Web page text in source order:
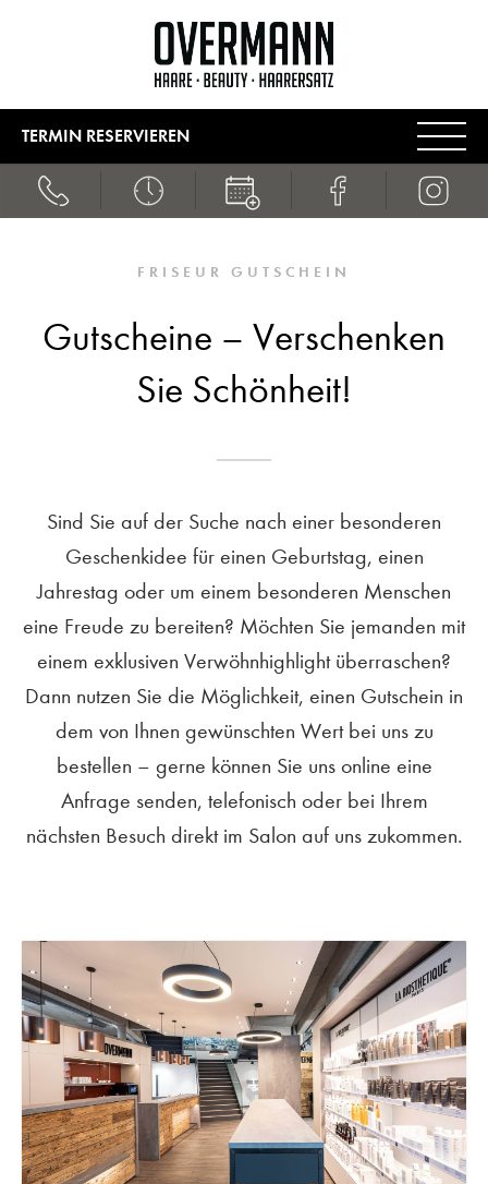
TERMIN RESERVIEREN
FRISEUR GUTSCHEIN
Gutscheine – Verschenken
Sie Schönheit!
Sind Sie auf der Suche nach einer besonderen
Geschenkidee für einen Geburtstag, einen
Jahrestag oder um einem besonderen Menschen
eine Freude zu bereiten? Möchten Sie jemanden mit
einem exklusiven Verwöhnhighlight überraschen?
Dann nutzen Sie die Möglichkeit, einen Gutschein in
dem von Ihnen gewünschten Wert bei uns zu
bestellen – gerne können Sie uns online eine
Anfrage senden, telefonisch oder bei Ihrem
nächsten Besuch direkt im Salon auf uns zukommen.